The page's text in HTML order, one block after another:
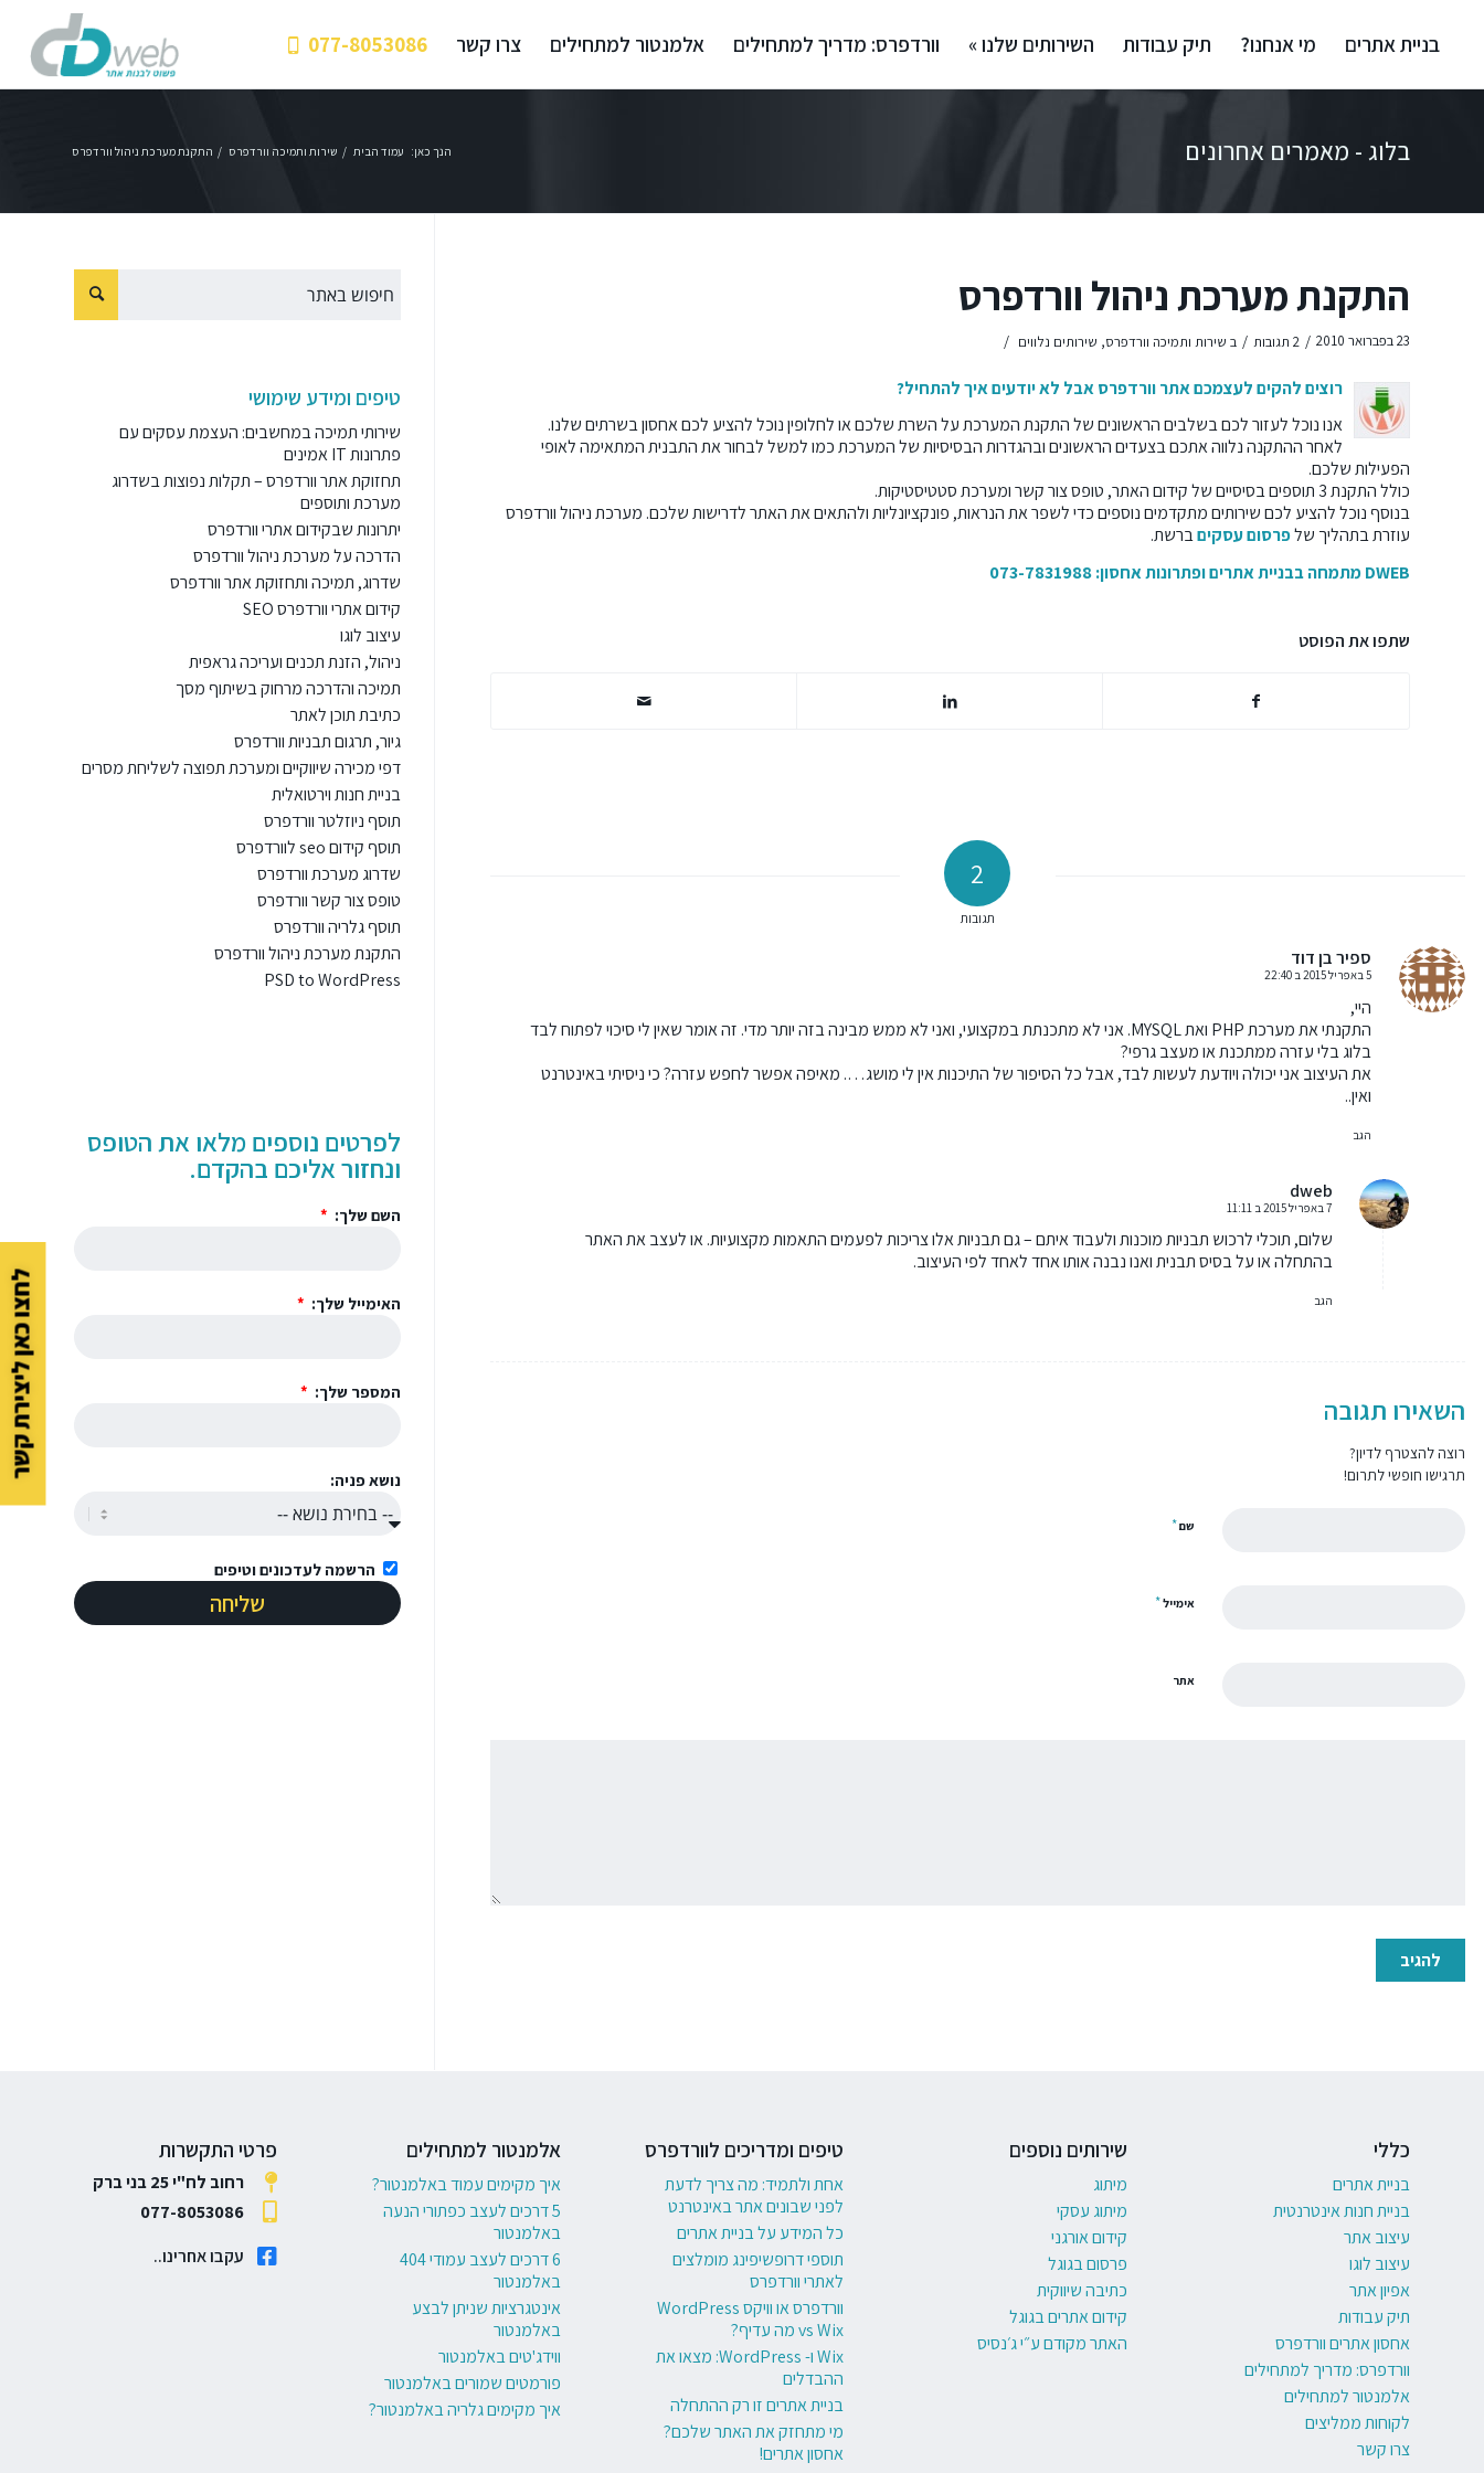
בניית אתרים מי אנחנו? תיק עבודות השירותים שלנו » וורדפרס: מדריך למתחילים אלמנטור למתחילים צרו קשר 077-8053086
בלוג - מאמרים אחרונים הנך כאן: עמוד הבית / שירות ותמיכה וורדפרס / התקנת מערכת ניהול וורדפרס
התקנת מערכת ניהול וורדפרס
23 בפברואר 2010 / 2 תגובות / ב שירות ותמיכה וורדפרס, שירותים נלווים /
רוצים להקים לעצמכם אתר וורדפרס אבל לא יודעים איך להתחיל?
אנו נוכל לעזור לכם בשלבים הראשונים של התקנת המערכת על השרת שלכם או לחלופין נוכל להציע לכםאחסון בשרתים שלנו.
לאחר ההתקנה נלווה אתכם בצעדים הראשונים ובהגדרות הבסיסיות של המערכת כמו למשל לבחור את התבנית המתאימה לאופי
הפעילות שלכם.
כולל התקנת 3 תוספים בסיסיים של קידום האתר, טופס צור קשר ומערכת סטטיסטיקות.
בנוסף נוכל להציע לכם שירותים מתקדמים נוספים כדי לשפר את הנראות, פונקציונליות ולהתאים את האתר לדרישות שלכם. מערכת ניהול וורדפרס
עוזרת בתהליך שלפרסום עסקיםברשת.
DWEB מתמחה
בבניית אתריםופתרונות אחסון: 073-7831988
שתפו את הפוסט
2
תגובות
ספיר בן דוד
5 באפריל 2015 ב 22:40
היי,
התקנתי את מערכת PHP ואת MYSQL. אני לא מתכנתת במקצועי, ואני לא ממש מבינה בזה יותר מדי. זה אומר שאין לי סיכוי לפתוח לבד
בלוג בלי עזרה ממתכנת או מעצב גרפי?
את העיצוב אני יכולה ויודעת לעשות לבד, אבל כל הסיפור של התיכנות אין לי מושג…. מאיפה אפשר לחפש עזרה? כי ניסיתי באינטרנט
ואין..
הגב
dweb
אומר:
7 באפריל 2015 ב 11:11
שלום, תוכלי לרכוש תבניות מוכנות ולעבוד איתם – גם תבניות אלו צריכות לפעמים התאמות מקצועיות. או לעצב את האתר
בהתחלה או על בסיס תבנית ואנו נבנה אותו אחד לאחד לפי העיצוב.
הגב
השאירו תגובה
רוצה להצטרף לדיון?
תרגישו חופשי לתרום!
שם*
אימייל*
אתר
טיפים ומידע שימושי
שירותי תמיכה במחשבים: העצמת עסקים עם
פתרונות IT אמינים
תחזוקת אתר וורדפרס – תקלות נפוצות בשדרוג
מערכת ותוספים
יתרונות שבקידום אתרי וורדפרס
הדרכה על מערכת ניהול וורדפרס
שדרוג, תמיכה ותחזוקת אתר וורדפרס
קידום אתרי וורדפרס SEO
עיצוב לוגו
ניהול, הזנת תכנים ועריכה גראפית
תמיכה והדרכה מרחוק בשיתוף מסך
כתיבת תוכן לאתר
גיור, תרגום תבניות וורדפרס
דפי מכירה שיווקיים ומערכת תפוצה לשליחת מסרים
בניית חנות וירטואלית
תוסף ניוזלטר וורדפרס
תוסף קידום seo לוורדפרס
שדרוג מערכת וורדפרס
טופס צור קשר וורדפרס
תוסף גלריה וורדפרס
התקנת מערכת ניהול וורדפרס
PSD to WordPress
לפרטים נוספים מלאו את הטופס
ונחזור אליכם בהקדם.
השם שלך:
האימייל שלך:
המספר שלך:
נושא פניה:
הרשמה לעדכונים וטיפים
שליחה
כללי
בניית אתרים
בניית חנות אינטרנטית
עיצוב אתר
עיצוב לוגו
אפיון אתר
תיק עבודות
אחסון אתרים וורדפרס
וורדפרס: מדריך למתחילים
אלמנטור למתחילים
לקוחות ממליצים
צרו קשר
שירותים נוספים
מיתוג
מיתוג עסקי
קידום אורגני
פרסום בגוגל
כתיבה שיווקית
קידום אתרים בגוגל
האתר מקודם ע״י ג׳נסיס
טיפים ומדריכים לוורדפרס
אחת ולתמיד: מה צריך לדעת
לפני שבונים אתר באינטרנט
כל המידע על בניית אתרים
תוספי דרופשיפינג מומלצים
לאתרי וורדפרס
וורדפרס או וויקס WordPress
vs Wix מה עדיף?
Wix ו- WordPress: מצאו את
ההבדלים
בניית אתרים זו רק ההתחלה
מי מתחזק את האתר שלכם?
אחסון אתרים!
אלמנטור למתחילים
איך מקימים עמוד באלמנטור?
5 דרכים לעצב כפתורי הנעה
באלמנטור
6 דרכים לעצב עמודי 404
באלמנטור
אינטגרציות שניתן לבצע
באלמנטור
ווידג'טים באלמנטור
פורמטים שמורים באלמנטור
איך מקימים גלריה באלמנטור?
פרטי התקשרות
רחוב לח"י 25 בני ברק
077-8053086
עקבו אחרינו..
לחצו כאן ליצירת קשר